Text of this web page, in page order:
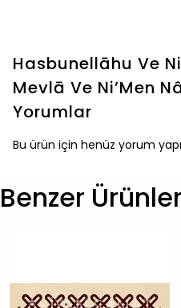
Hasbunellāhu Ve
Mevlā Ve Ni’Men
Yorumlar
Bu ürün için henüz yorum
Benzer Ürünler